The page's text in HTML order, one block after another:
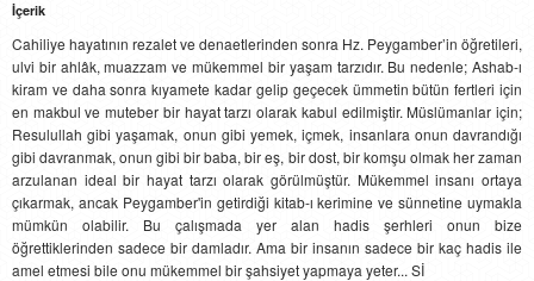
İçerik
Cahiliye hayatının rezalet ve denaetlerinden sonra Hz. Peygamber’in öğretileri,
ulvi bir ahlâk, muazzam ve mükemmel bir yaşam tarzıdır. Bu nedenle; Ashab-ı
kiram ve daha sonra kıyamete kadar gelip geçecek ümmetin bütün fertleri için
en makbul ve muteber bir hayat tarzı olarak kabul edilmiştir. Müslümanlar için;
Resulullah gibi yaşamak, onun gibi yemek, içmek, insanlara onun davrandığı
gibi davranmak, onun gibi bir baba, bir eş, bir dost, bir komşu olmak her zaman
arzulanan ideal bir hayat tarzı olarak görülmüştür. Mükemmel insanı ortaya
çıkarmak, ancak Peygamber'in getirdiği kitab-ı kerimine ve sünnetine uymakla
mümkün olabilir. Bu çalışmada yer alan hadis şerhleri onun bize
öğrettiklerinden sadece bir damladır. Ama bir insanın sadece bir kaç hadis ile
amel etmesi bile onu mükemmel bir şahsiyet yapmaya yeter... Sİ